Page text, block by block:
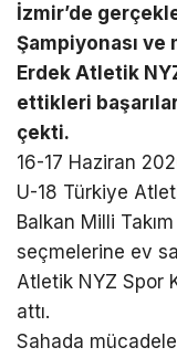
İzmir’de
Şampiyonası ve
Erdek Atletik
ettikleri
çekti.
16-17 Haziran
U-18 Türkiye
Balkan Milli
seçmelerine ev
Atletik NYZ Spor
attı.
Sahada